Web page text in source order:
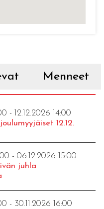
Menneet
- 12.12.2026 14:00
12.12.
- 06.12.2026 15:00
juhla
- 30.11.2026 16:00